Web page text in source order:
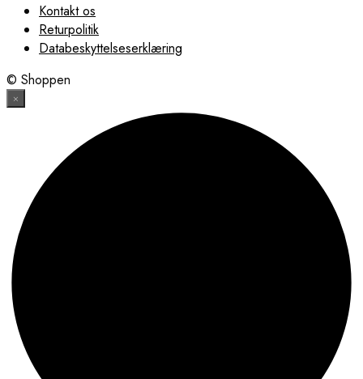
Kontakt os
Returpolitik
Databeskyttelseserklæring
© Shoppen
×